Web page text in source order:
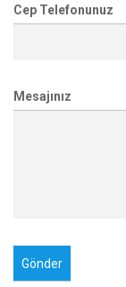
Cep Telefonunuz
Mesajınız